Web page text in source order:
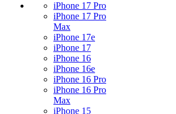
iPhone 17 Pro
iPhone 17 Pro
Max
iPhone 17e
iPhone 17
iPhone 16
iPhone 16e
iPhone 16 Pro
iPhone 16 Pro
Max
iPhone 15